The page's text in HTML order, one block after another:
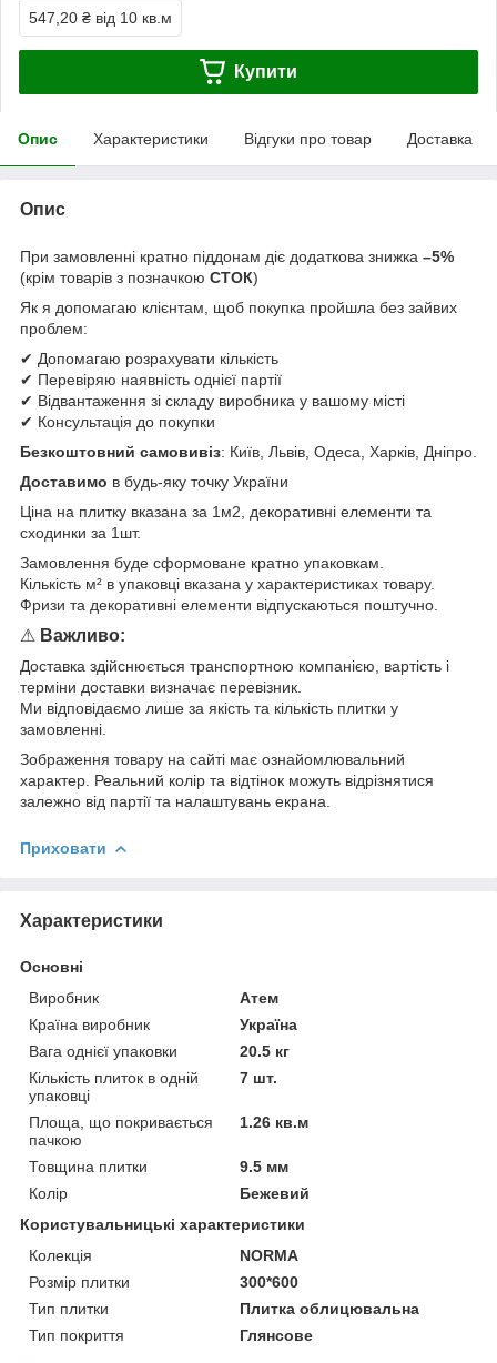
547,20 ₴ від 10 кв.м
Купити
Опис Характеристики Відгуки про товар Доставка
Опис
При замовленні кратно піддонам діє додаткова знижка –5%
(крім товарів з позначкою СТОК)
Як я допомагаю клієнтам, щоб покупка пройшла без зайвих
проблем:
✔ Допомагаю розрахувати кількість
✔ Перевіряю наявність однієї партії
✔ Відвантаження зі складу виробника у вашому місті
✔ Консультація до покупки
Безкоштовний самовивіз: Київ, Львів, Одеса, Харків, Дніпро.
Доставимо в будь-яку точку України
Ціна на плитку вказана за 1м2, декоративні елементи та
сходинки за 1шт.
Замовлення буде сформоване кратно упаковкам.
Кількість м² в упаковці вказана у характеристиках товару.
Фризи та декоративні елементи відпускаються поштучно.
⚠ Важливо:
Доставка здійснюється транспортною компанією, вартість і
терміни доставки визначає перевізник.
Ми відповідаємо лише за якість та кількість плитки у
замовленні.
Зображення товару на сайті має ознайомлювальний
характер. Реальний колір та відтінок можуть відрізнятися
залежно від партії та налаштувань екрана.
Приховати
Характеристики
Основні
Виробник
Атем
Країна виробник
Україна
Вага однієї упаковки
20.5 кг
Кількість плиток в одній
упаковці
7 шт.
Площа, що покривається
пачкою
1.26 кв.м
Товщина плитки
9.5 мм
Колір
Бежевий
Користувальницькі характеристики
Колекція
NORMA
Розмір плитки
300*600
Тип плитки
Плитка облицювальна
Тип покриття
Глянсове